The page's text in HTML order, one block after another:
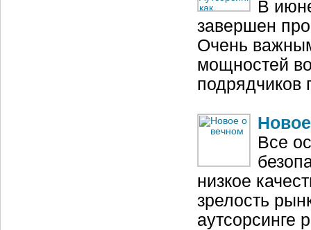
В
завершен
Очень
мощностей
Все
низкое
зрелость